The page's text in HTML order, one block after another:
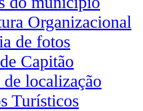
Organizacional
de fotos
Capitão
localização
Turísticos